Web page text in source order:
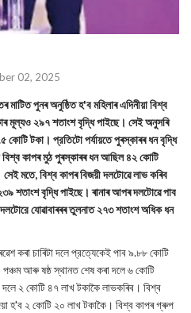
02, 2025
পুনৰ অনুষ্ঠিত হ'ব মহিলাৰ এদিনীয়া বিশ্ব
মূল্যও ২৯৭ শতাংশ বৃদ্ধি পাইছে। সেই অনুসৰি
কোটি টকা। প্রতিটো পৰ্যায়তে পুৰস্কাৰৰ ধন বৃদ্ধি
বিশ্ব কাপৰ মুঠ পুৰস্কাৰৰ ধন আছিল ৪২ কোটি
মতে, বিশ্ব কাপৰ বিজয়ী দলটোৱে লাভ কৰিব
শতাংশ বৃদ্ধি পাইছে। ৰানাৰ আপৰ দলটোৱে পাব
যোৱাবাৰৰৰ তুলনাত ২৭৩ শতাংশ অধিক ধন
কৰা চাৰিটা দলে প্রত্যেকেই পাব ৯.৮৮ কোটি
আৰু ষষ্ঠ স্থানত শেষ কৰা দলে ৬ কোটি
২ কোটি ৪৭ লাখ টকাকৈ লাভকৰিব। বিশ্ব
হ'ব ২ কোটি ২০ লাখ টকাকৈ। বিশ্ব কাপৰ গ্ৰুপ